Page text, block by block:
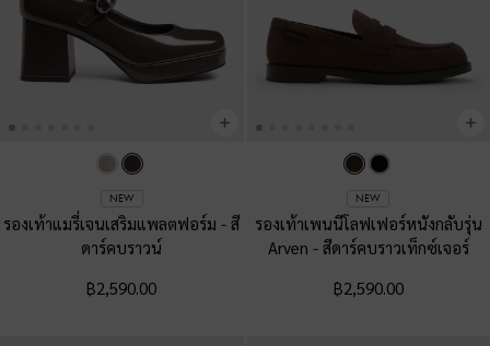
NEW
รองเท้าแมรี่เจนเสริมแพลตฟอร์ม-สี
ดาร์คบราวน์
฿2,590.00
NEW
รองเท้าเพนนีโลฟเฟอร์หนังกลับรุ่น
Arven - สีดาร์คบราวเท็กซ์เจอร์
฿2,590.00